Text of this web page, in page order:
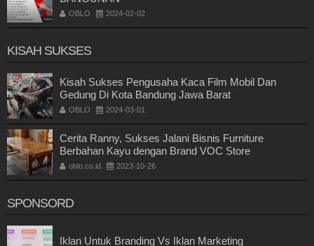
OBLO 2024-02-02
KISAH SUKSES
Kisah Sukses Pengusaha Kaca Film Mobil Dan
Gedung Di Kota Bandung Jawa Barat
OBLO 2024-03-01
Cerita Ranny, Sukses Jalani Bisnis Furniture
Berbahan Kayu dengan Brand VOC Store
oblo.co.id 2023-10-26
SPONSORD
Iklan Untuk Branding Vs Iklan Marketing